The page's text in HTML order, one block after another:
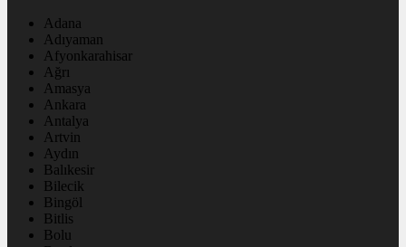
Adana
Adıyaman
Afyonkarahisar
Ağrı
Amasya
Ankara
Antalya
Artvin
Aydın
Balıkesir
Bilecik
Bingöl
Bitlis
Bolu